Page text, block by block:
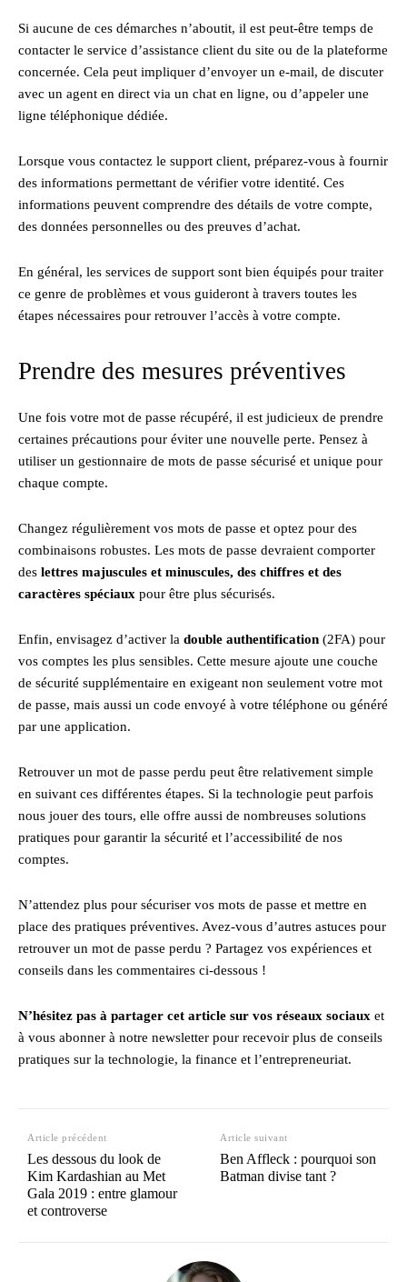
Si aucune de ces démarches n’aboutit, il est peut-être temps de
contacter le service d’assistance client du site ou de la plateforme
concernée. Cela peut impliquer d’envoyer un e-mail, de discuter
avec un agent en direct via un chat en ligne, ou d’appeler une
ligne téléphonique dédiée.
Lorsque vous contactez le support client, préparez-vous à fournir
des informations permettant de vérifier votre identité. Ces
informations peuvent comprendre des détails de votre compte,
des données personnelles ou des preuves d’achat.
En général, les services de support sont bien équipés pour traiter
ce genre de problèmes et vous guideront à travers toutes les
étapes nécessaires pour retrouver l’accès à votre compte.
Prendre des mesures préventives
Une fois votre mot de passe récupéré, il est judicieux de prendre
certaines précautions pour éviter une nouvelle perte. Pensez à
utiliser un gestionnaire de mots de passe sécurisé et unique pour
chaque compte.
Changez régulièrement vos mots de passe et optez pour des
combinaisons robustes. Les mots de passe devraient comporter
des lettres majuscules et minuscules, des chiffres et des
caractères spéciaux pour être plus sécurisés.
Enfin, envisagez d’activer la double authentification (2FA) pour
vos comptes les plus sensibles. Cette mesure ajoute une couche
de sécurité supplémentaire en exigeant non seulement votre mot
de passe, mais aussi un code envoyé à votre téléphone ou généré
par une application.
Retrouver un mot de passe perdu peut être relativement simple
en suivant ces différentes étapes. Si la technologie peut parfois
nous jouer des tours, elle offre aussi de nombreuses solutions
pratiques pour garantir la sécurité et l’accessibilité de nos
comptes.
N’attendez plus pour sécuriser vos mots de passe et mettre en
place des pratiques préventives. Avez-vous d’autres astuces pour
retrouver un mot de passe perdu ? Partagez vos expériences et
conseils dans les commentaires ci-dessous !
N’hésitez pas à partager cet article sur vos réseaux sociaux et
à vous abonner à notre newsletter pour recevoir plus de conseils
pratiques sur la technologie, la finance et l’entrepreneuriat.
Article précédent
Les dessous du look de
Kim Kardashian au Met
Gala 2019 : entre glamour
et controverse
Article suivant
Ben Affleck : pourquoi son
Batman divise tant ?